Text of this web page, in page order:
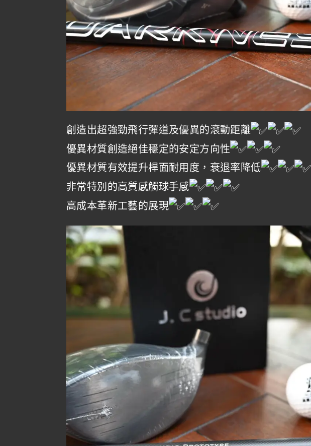
創造出超強勁飛行彈道及優異的滾動距離
優異材質創造絕佳穩定的安定方向性
優異材質有效提升桿面耐用度，衰退率降低
非常特別的高質感觸球手感
高成本革新工藝的展現